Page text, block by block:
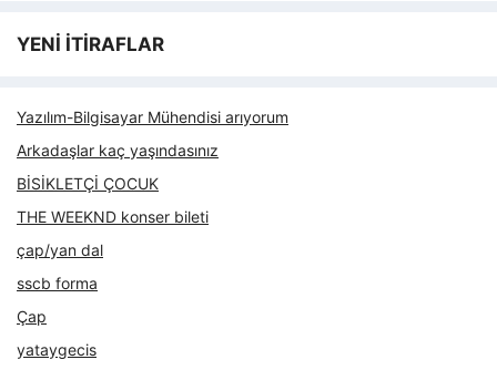
YENİ İTİRAFLAR
Yazılım-Bilgisayar Mühendisi arıyorum
Arkadaşlar kaç yaşındasınız
BİSİKLETÇİ ÇOCUK
THE WEEKND konser bileti
çap/yan dal
sscb forma
Çap
yataygecis